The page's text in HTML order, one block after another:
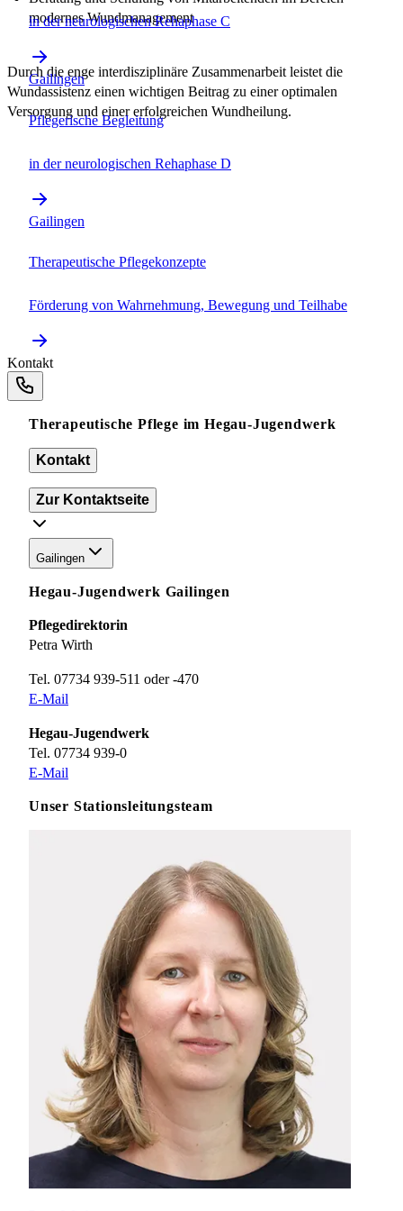
modernes Wundmanagement
Durch die enge interdisziplinäre Zusammenarbeit leistet die
Wundassistenz einen wichtigen Beitrag zu einer optimalen
Versorgung und einer erfolgreichen Wundheilung.
in der neurologischen Rehaphase C
Gailingen
Pflegerische Begleitung
in der neurologischen Rehaphase D
Gailingen
Therapeutische Pflegekonzepte
Förderung von Wahrnehmung, Bewegung und Teilhabe
Kontakt
Therapeutische Pflege im Hegau-Jugendwerk
Kontakt
Zur Kontaktseite
Gailingen
Hegau-Jugendwerk Gailingen
Pflegedirektorin
Petra Wirth
Tel. 07734 939-511 oder -470
E-Mail
Hegau-Jugendwerk
Tel. 07734 939-0
E-Mail
Unser Stationsleitungsteam